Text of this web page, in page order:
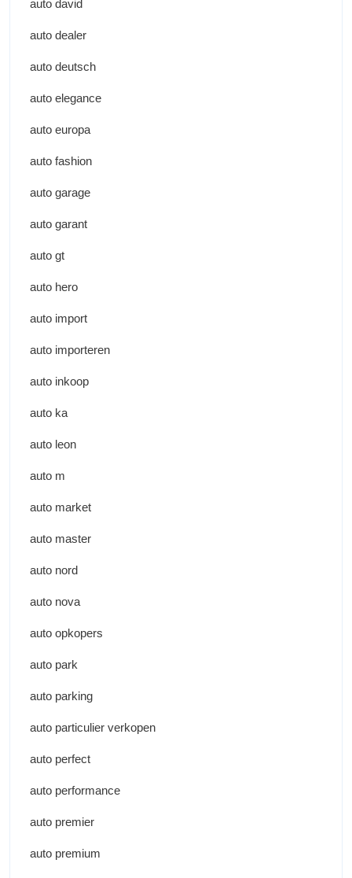
auto david
auto dealer
auto deutsch
auto elegance
auto europa
auto fashion
auto garage
auto garant
auto gt
auto hero
auto import
auto importeren
auto inkoop
auto ka
auto leon
auto m
auto market
auto master
auto nord
auto nova
auto opkopers
auto park
auto parking
auto particulier verkopen
auto perfect
auto performance
auto premier
auto premium